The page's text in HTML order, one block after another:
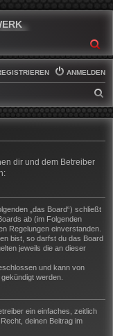
ANMELDEN
U
H
dir und dem Betreiber
„das Board“) schließt
ab (im Folgenden
Regelungen einverstanden.
bist, so darfst du das Board
jeweils die an dieser
und kann von
werden.
ein einfaches, zeitlich
deinen Beitrag im